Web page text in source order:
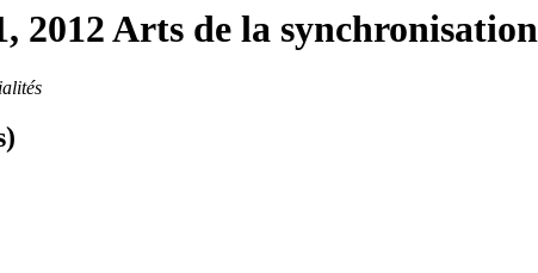
2012Arts de la synchronisation